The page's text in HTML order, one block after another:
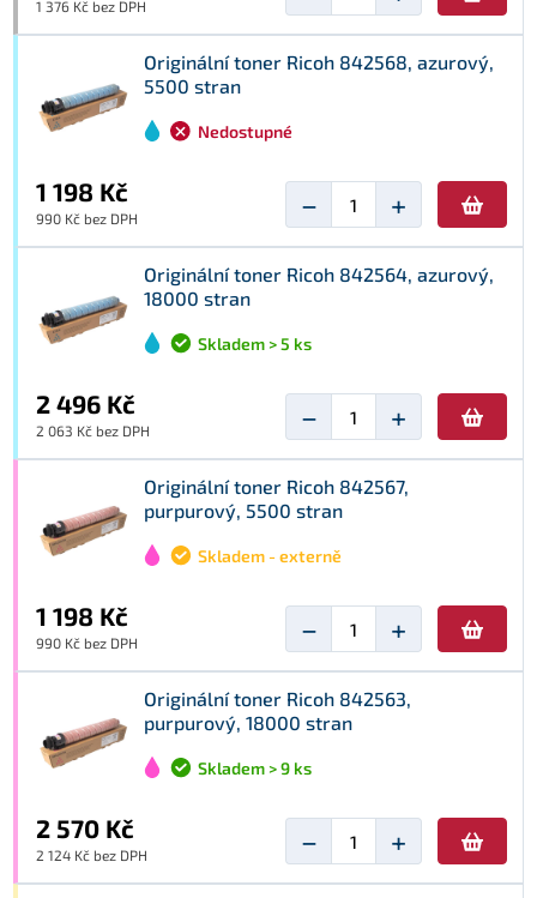
1 376 Kč bez DPH
Originální toner Ricoh 842568, azurový,
5500 stran
Nedostupné
1 198 Kč
990 Kč bez DPH − +
Originální toner Ricoh 842564, azurový,
18000 stran
Skladem > 5 ks
2 496 Kč
2 063 Kč bez DPH − +
Originální toner Ricoh 842567,
purpurový, 5500 stran
Skladem - externě
1 198 Kč
990 Kč bez DPH − +
Originální toner Ricoh 842563,
purpurový, 18000 stran
Skladem > 9 ks
2 570 Kč
2 124 Kč bez DPH − +